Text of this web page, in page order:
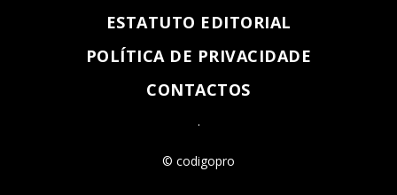
ESTATUTO EDITORIAL
POLÍTICA DE PRIVACIDADE
CONTACTOS
.
© codigopro